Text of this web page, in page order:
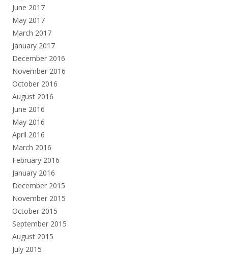
June 2017
May 2017
March 2017
January 2017
December 2016
November 2016
October 2016
August 2016
June 2016
May 2016
April 2016
March 2016
February 2016
January 2016
December 2015
November 2015
October 2015
September 2015
August 2015
July 2015